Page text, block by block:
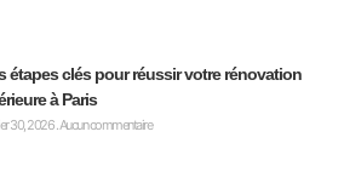
étapes clés pour réussir votre rénovation
à Paris
30, 2026Aucun commentaire